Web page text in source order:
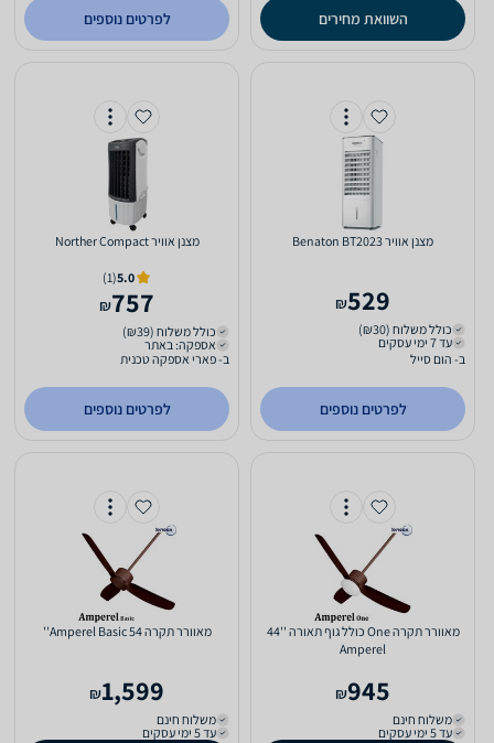
השוואת מחירים לפרטים נוספים
‏מצנן אוויר Benaton BT2023
529
₪
כולל משלוח (₪30)
עד 7 ימי עסקים
ב- הום סייל
לפרטים נוספים
‏מצנן אוויר Norther Compact
5.0
(1)
757
₪
כולל משלוח (₪39)
אספקה: באתר
ב- פארי אספקה טכנית
לפרטים נוספים
‏מאוורר תקרה One כולל גוף תאורה ''44
Amperel
945
₪
משלוח חינם
עד 5 ימי עסקים
‏מאוורר תקרה Amperel Basic 54''
1,599
₪
משלוח חינם
עד 5 ימי עסקים